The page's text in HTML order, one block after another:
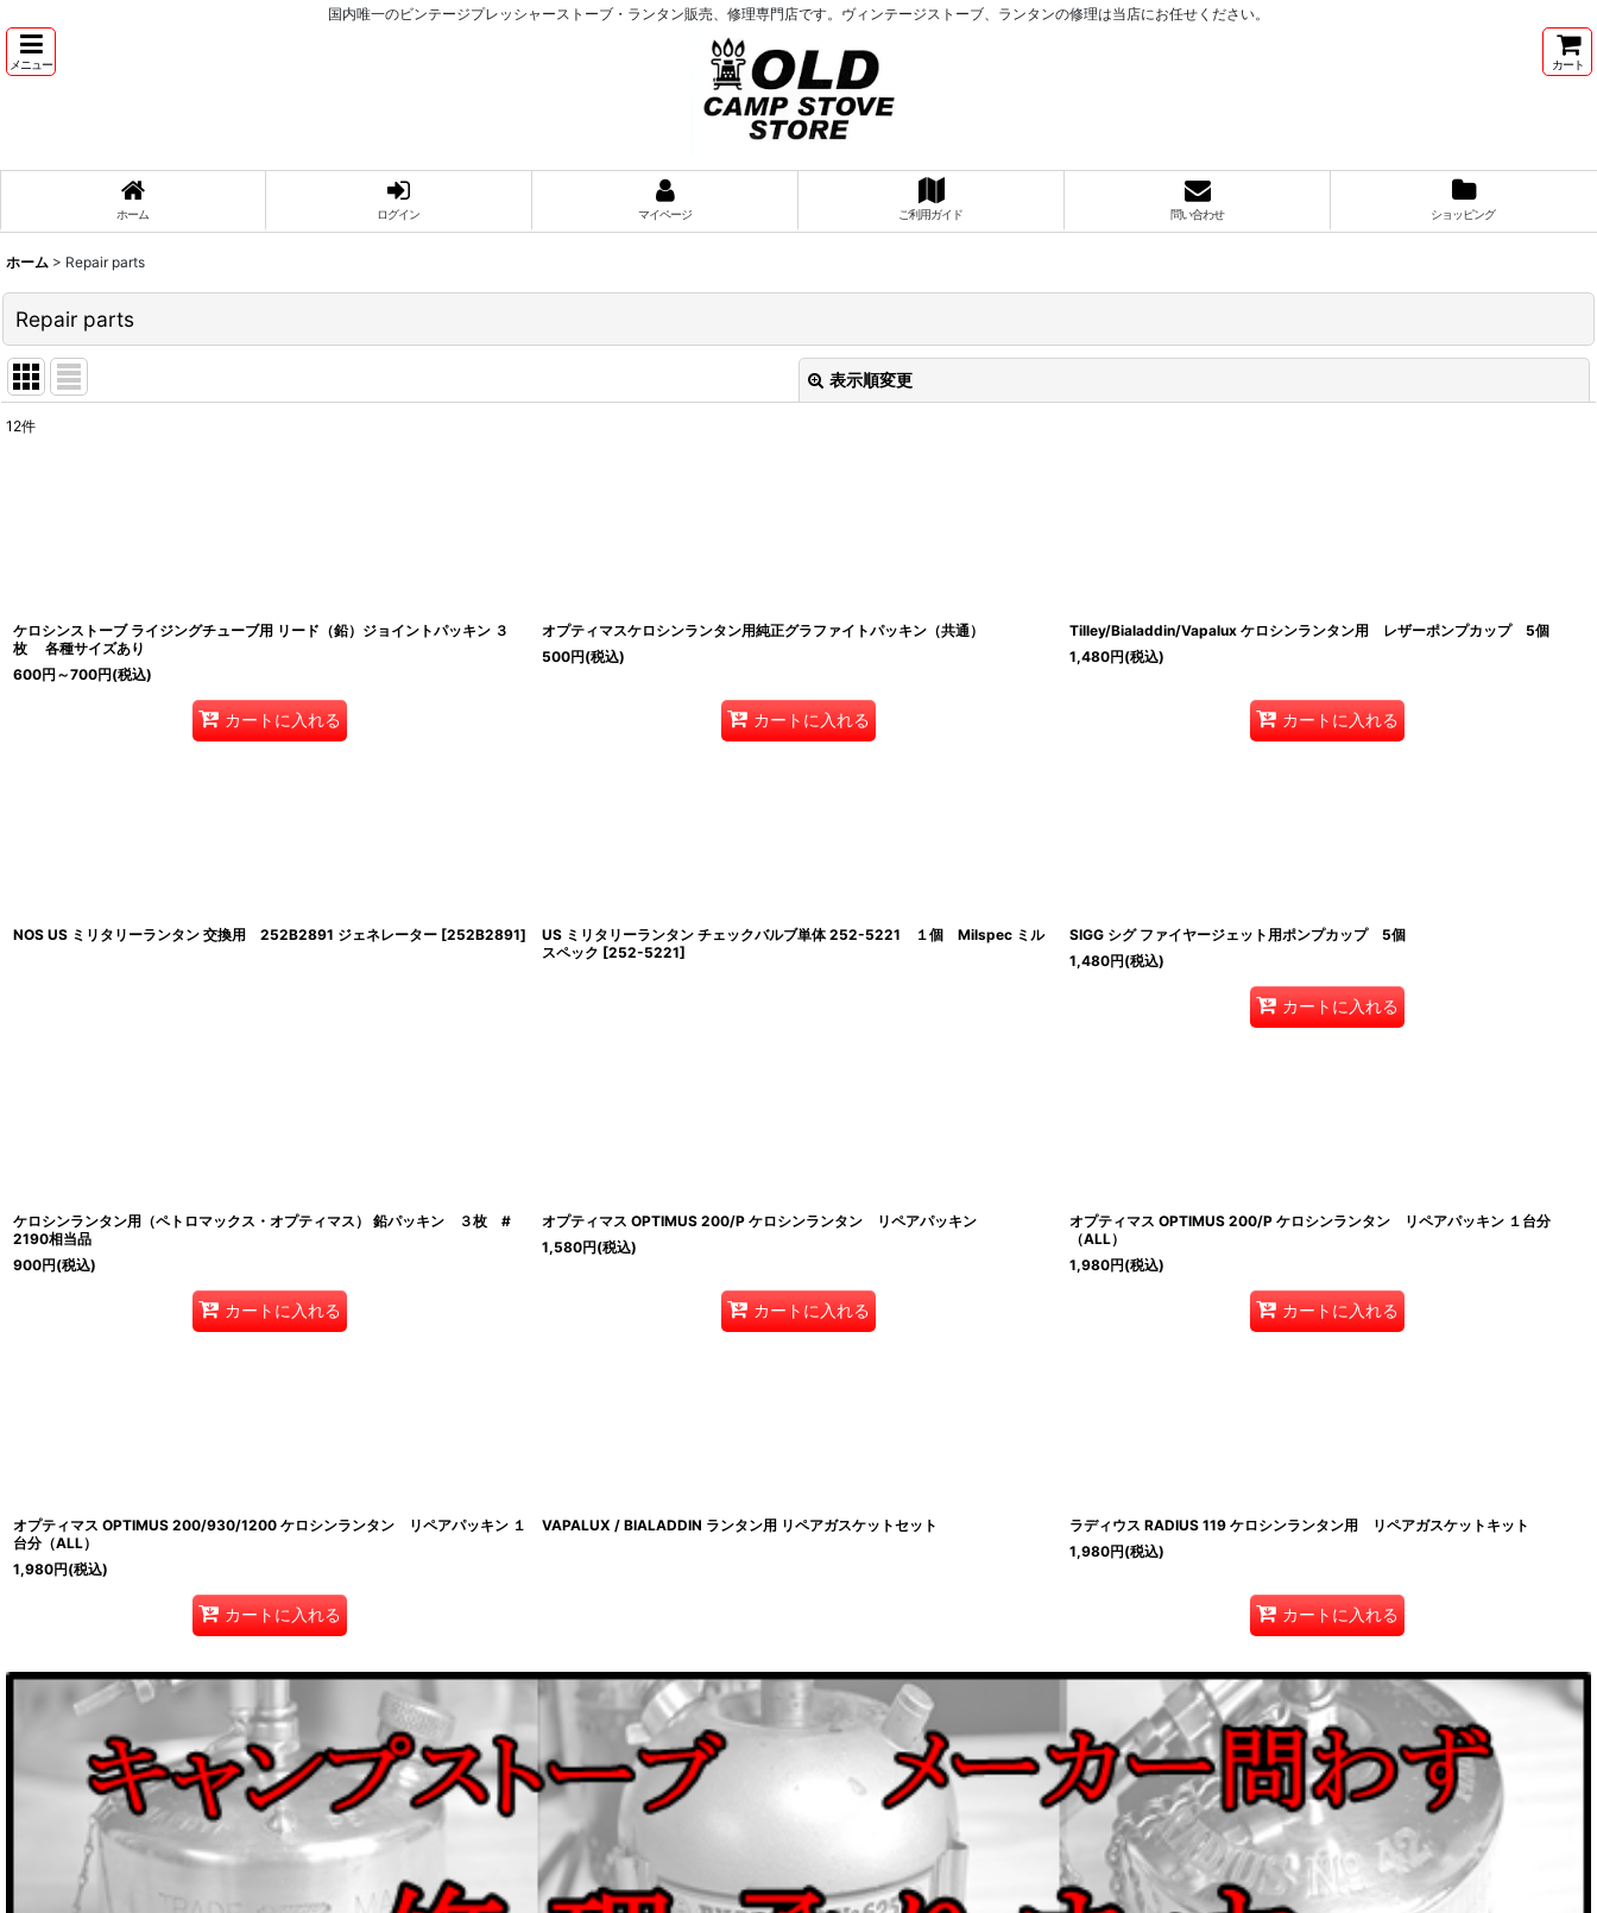
国内唯一のビンテージプレッシャーストーブ・ランタン販売、修理専門店です。ヴィンテージストーブ、ランタンの修理は当店にお任せください。
メニュー カート
ホーム ログイン マイページ ご利用ガイド 問い合わせ ショッピング
ホーム > Repair parts
Repair parts
表示順変更
12件
ケロシンストーブ ライジングチューブ用 リード（鉛）ジョイントパッキン ３
枚 各種サイズあり
600円 ～700円(税込)
カートに入れる
オプティマスケロシンランタン用純正グラファイトパッキン（共通）
500円(税込)
カートに入れる
Tilley/Bialaddin/Vapalux ケロシンランタン用 レザーポンプカップ 5個
1,480円(税込)
カートに入れる
NOS US ミリタリーランタン 交換用 252B2891 ジェネレーター [252B2891]
US ミリタリーランタン チェックバルブ単体 252-5221 １個 Milspec ミル
スペック [252-5221]
SIGG シグ ファイヤージェット用ポンプカップ 5個
1,480円(税込)
カートに入れる
ケロシンランタン用（ペトロマックス・オプティマス） 鉛パッキン ３枚 #
2190相当品
900円(税込)
カートに入れる
オプティマス OPTIMUS 200/P ケロシンランタン リペアパッキン
1,580円(税込)
カートに入れる
オプティマス OPTIMUS 200/P ケロシンランタン リペアパッキン １台分
（ALL）
1,980円(税込)
カートに入れる
オプティマス OPTIMUS 200/930/1200 ケロシンランタン リペアパッキン １
台分（ALL）
1,980円(税込)
カートに入れる
VAPALUX / BIALADDIN ランタン用 リペアガスケットセット
ラディウス RADIUS 119 ケロシンランタン用 リペアガスケットキット
1,980円(税込)
カートに入れる